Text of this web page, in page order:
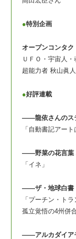
●特別企画
オープンコンタ
ＵＦＯ・宇宙人・
超能力者 秋山眞
●好評連載
――龍依さんのス
「自動書記アー
――野菜の花言葉
「イネ」
――ザ・地球白書
「プーチン・ト
孤立覚悟の4州併
――アルカダイア